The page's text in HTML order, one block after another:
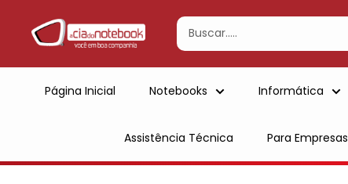
conteúdo
Página Inicial Notebooks Informática
Assistência Técnica Para Empresas